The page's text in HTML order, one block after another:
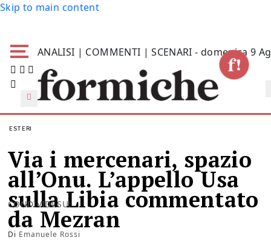
Skip to main content
ANALISI | COMMENTI | SCENARI - domenica 9
ESTERI
Via i mercenari, spazio
all’Onu. L’appello Usa
sulla Libia commentato
da Mezran
Di Emanuele Rossi
CONDIVIDI SU: